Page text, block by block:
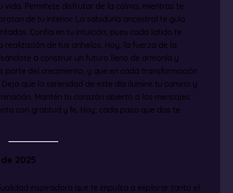
vida. Permítete disfrutar de la calma, mientras te
de tu interior. La sabiduría ancestral te guía
Confía en tu intuición, pues cada latido te
de tus anhelos. Hoy, la fuerza de la
a construir un futuro lleno de armonía y
parte del crecimiento, y que en cada transformación
que la serenidad de este día ilumine tu camino y
Mantén tu corazón abierto a los mensajes
con gratitud y fe. Hoy, cada paso que das te
2025
inspiradora que te impulsa a explorar tanto el